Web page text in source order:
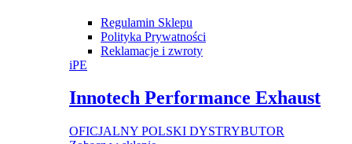
Regulamin Sklepu
Polityka Prywatności
Reklamacje i zwroty
iPE
Innotech Performance Exhaust
OFICJALNY POLSKI DYSTRYBUTOR